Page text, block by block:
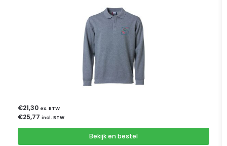
€21,30 ex. BTW
€25,77 incl. BTW
Bekijk en bestel